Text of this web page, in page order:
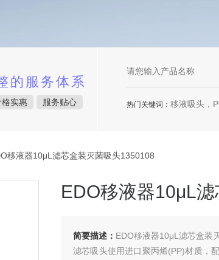
的服务体系
格实惠 服务贴心 热门关键词： 移液吸头，
移液器10μL滤芯盒装灭菌吸头1350108
EDO移液器10μL
简要描述： EDO移液器10μL滤芯盒装
滤芯吸头使用进口聚丙烯(PP)材质，